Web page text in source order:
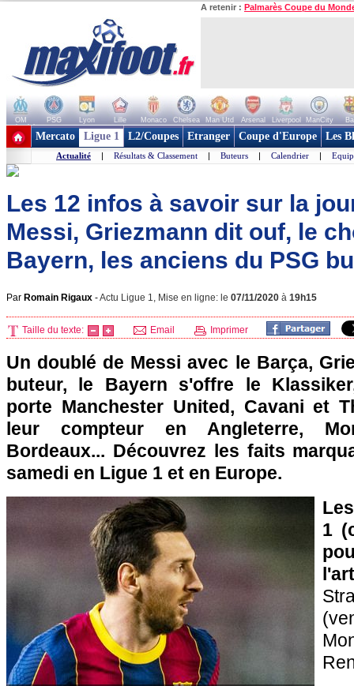
A retenir : Palmarès Coupe du
OM PSG Lyon Lille Monaco Chelsea Man Utd Arsenal Liverpool ManCity
+ de clubs
Mercato Ligue 1 L2/Coupes Etranger Coupe d'Europe Les
Actualité | Résultats & Classement | Buteurs | Calendrier |
Les 12 infos à savoir sur la
Messi, Griezmann dit ouf, le
Bayern, les anciens du PSG
Par Romain Rigaux -Actu Ligue 1, Mise en ligne: le 07/11/2020 à 19h15
Taille du texte: Email Imprimer
Un doublé de Messi avec le Barça,
buteur, le Bayern s'offre le
porte Manchester United, Cavani et
leur compteur en Angleterre,
Bordeaux... Découvrez les faits
samedi en Ligue 1 et en Europe.
1